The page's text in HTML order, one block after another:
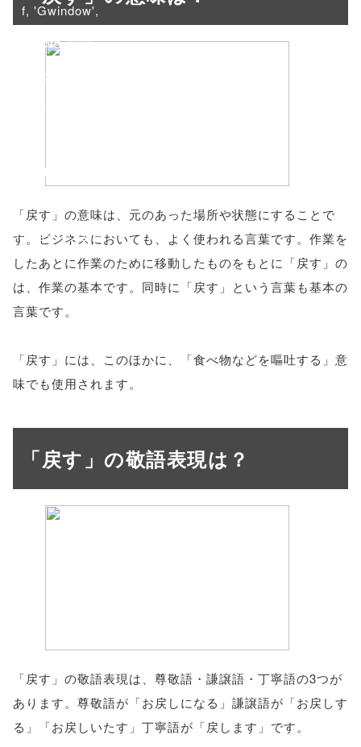
f, 'Gwindow',
'width=550,
height=450,
scrollbars=yes'
false;"> シェア
「戻す」の意味は、元のあった場所や状態にすることで
す。ビジネスにおいても、よく使われる言葉です。作業を
したあとに作業のために移動したものをもとに「戻す」の
は、作業の基本です。同時に「戻す」という言葉も基本の
言葉です。
「戻す」には、このほかに、「食べ物などを嘔吐する」意
味でも使用されます。
「戻す」の敬語表現は？
「戻す」の敬語表現は、尊敬語・謙譲語・丁寧語の3つが
あります。尊敬語が「お戻しになる」謙譲語が「お戻しす
る」「お戻しいたす」丁寧語が「戻します」です。